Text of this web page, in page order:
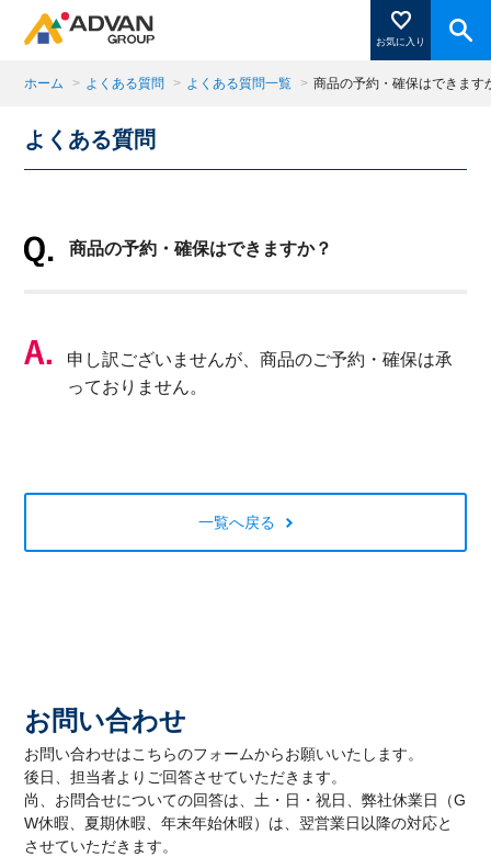
お気に入り
商品ページにある「お気に入り登録」を押すと登録した
商品がここに表示されます。
ホーム > よくある質問 > よくある質問一覧 > 商品の予約・確保はできます
よくある質問
商品の予約・確保はできますか？
申し訳ございませんが、商品のご予約・確保は承
っておりません。
一覧へ戻る
お問い合わせ
お問い合わせはこちらのフォームからお願いいたします。
後日、担当者よりご回答させていただきます。
尚、お問合せについての回答は、土・日・祝日、弊社休業日（G
W休暇、夏期休暇、年末年始休暇）は、翌営業日以降の対応と
させていただきます。